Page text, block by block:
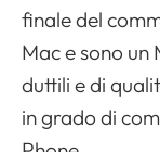
finale del
Mac e sono un
duttili e di
in grado di